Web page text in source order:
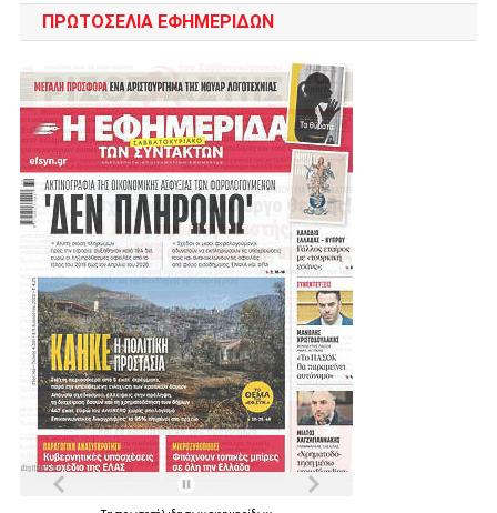
ΠΡΩΤΟΣΈΛΙΑ ΕΦΗΜΕΡΊΔΩΝ